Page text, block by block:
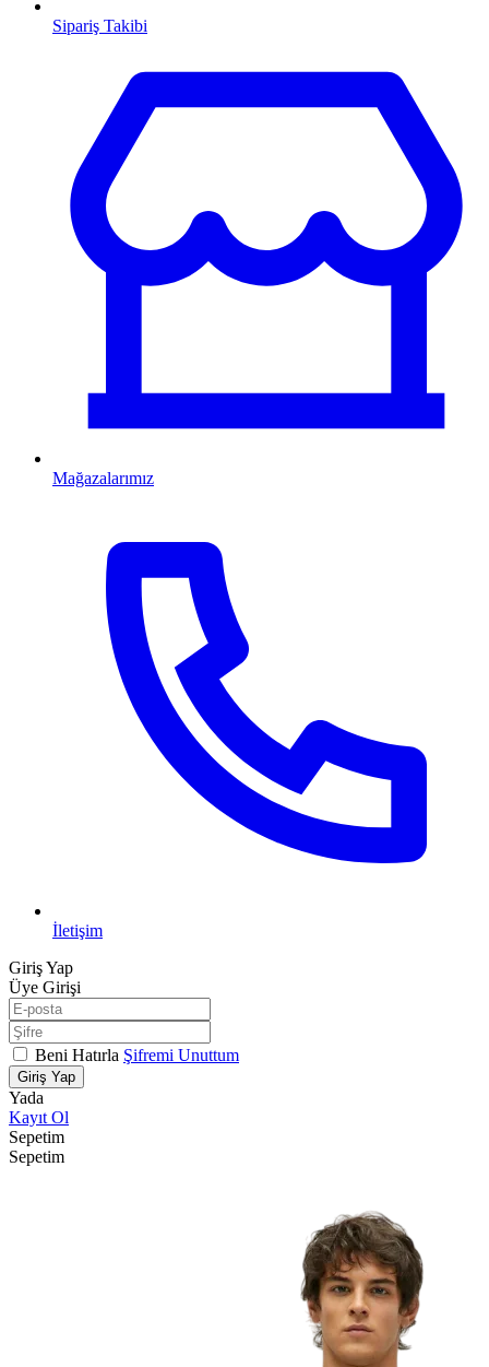
Sipariş Takibi
Mağazalarımız
İletişim
Giriş Yap
Üye Girişi
Beni Hatırla Şifremi Unuttum
Giriş Yap
Yada
Kayıt Ol
Sepetim
Sepetim